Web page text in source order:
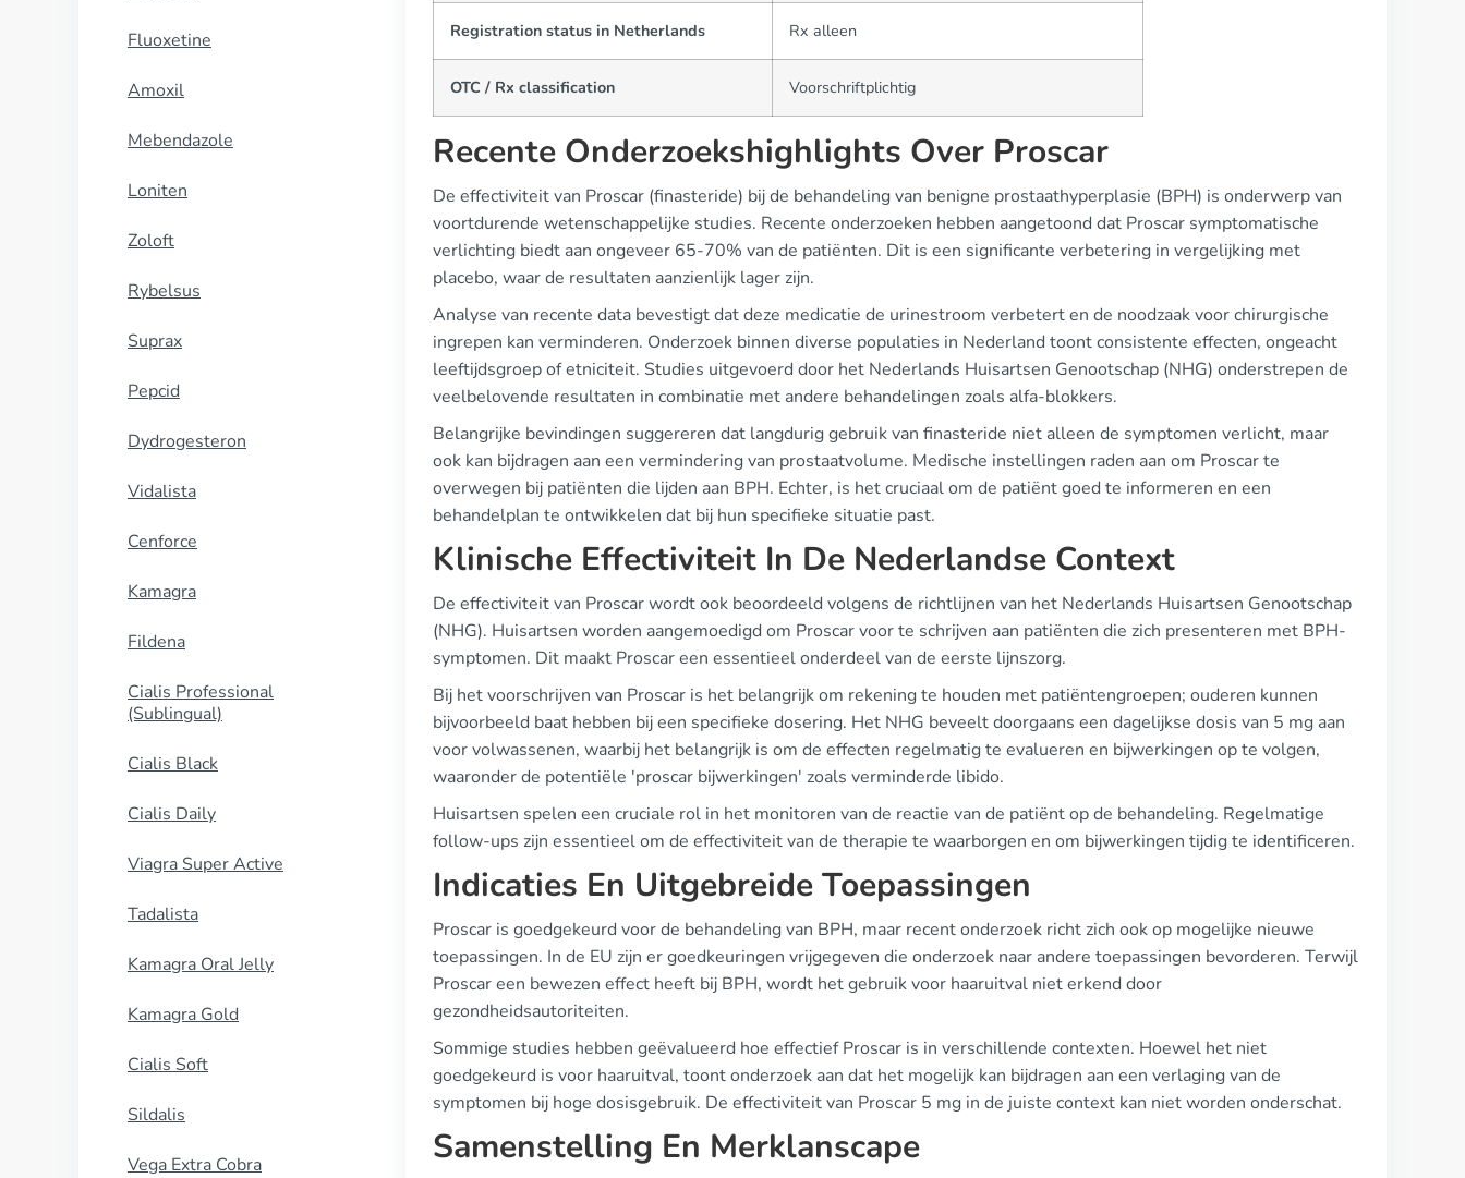
Fluoxetine
Amoxil
Mebendazole
Loniten
Zoloft
Rybelsus
Suprax
Pepcid
Dydrogesteron
Vidalista
Cenforce
Kamagra
Fildena
Cialis Professional
(Sublingual)
Cialis Black
Cialis Daily
Viagra Super Active
Tadalista
Kamagra Oral Jelly
Kamagra Gold
Cialis Soft
Sildalis
Vega Extra Cobra
Registration status in Netherlands Rx alleen
OTC / Rx classification Voorschriftplichtig
Recente Onderzoekshighlights Over Proscar
De effectiviteit van Proscar (finasteride) bij de behandeling van benigne prostaathyperplasie (BPH) is onderwerp van
voortdurende wetenschappelijke studies. Recente onderzoeken hebben aangetoond dat Proscar symptomatische
verlichting biedt aan ongeveer 65-70% van de patiënten. Dit is een significante verbetering in vergelijking met
placebo, waar de resultaten aanzienlijk lager zijn.
Analyse van recente data bevestigt dat deze medicatie de urinestroom verbetert en de noodzaak voor chirurgische
ingrepen kan verminderen. Onderzoek binnen diverse populaties in Nederland toont consistente effecten, ongeacht
leeftijdsgroep of etniciteit. Studies uitgevoerd door het Nederlands Huisartsen Genootschap (NHG) onderstrepen de
veelbelovende resultaten in combinatie met andere behandelingen zoals alfa-blokkers.
Belangrijke bevindingen suggereren dat langdurig gebruik van finasteride niet alleen de symptomen verlicht, maar
ook kan bijdragen aan een vermindering van prostaatvolume. Medische instellingen raden aan om Proscar te
overwegen bij patiënten die lijden aan BPH. Echter, is het cruciaal om de patiënt goed te informeren en een
behandelplan te ontwikkelen dat bij hun specifieke situatie past.
Klinische Effectiviteit In De Nederlandse Context
De effectiviteit van Proscar wordt ook beoordeeld volgens de richtlijnen van het Nederlands Huisartsen Genootschap
(NHG). Huisartsen worden aangemoedigd om Proscar voor te schrijven aan patiënten die zich presenteren met BPH-
symptomen. Dit maakt Proscar een essentieel onderdeel van de eerste lijnszorg.
Bij het voorschrijven van Proscar is het belangrijk om rekening te houden met patiëntengroepen; ouderen kunnen
bijvoorbeeld baat hebben bij een specifieke dosering. Het NHG beveelt doorgaans een dagelijkse dosis van 5 mg aan
voor volwassenen, waarbij het belangrijk is om de effecten regelmatig te evalueren en bijwerkingen op te volgen,
waaronder de potentiële 'proscar bijwerkingen' zoals verminderde libido.
Huisartsen spelen een cruciale rol in het monitoren van de reactie van de patiënt op de behandeling. Regelmatige
follow-ups zijn essentieel om de effectiviteit van de therapie te waarborgen en om bijwerkingen tijdig te identificeren.
Indicaties En Uitgebreide Toepassingen
Proscar is goedgekeurd voor de behandeling van BPH, maar recent onderzoek richt zich ook op mogelijke nieuwe
toepassingen. In de EU zijn er goedkeuringen vrijgegeven die onderzoek naar andere toepassingen bevorderen. Terwijl
Proscar een bewezen effect heeft bij BPH, wordt het gebruik voor haaruitval niet erkend door
gezondheidsautoriteiten.
Sommige studies hebben geëvalueerd hoe effectief Proscar is in verschillende contexten. Hoewel het niet
goedgekeurd is voor haaruitval, toont onderzoek aan dat het mogelijk kan bijdragen aan een verlaging van de
symptomen bij hoge dosisgebruik. De effectiviteit van Proscar 5 mg in de juiste context kan niet worden onderschat.
Samenstelling En Merklanscape